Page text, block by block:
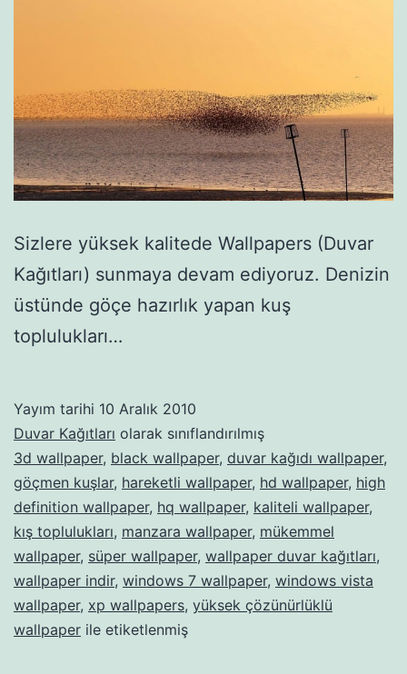
Sizlere yüksek kalitede Wallpapers (Duvar
Kağıtları) sunmaya devam ediyoruz. Denizin
üstünde göçe hazırlık yapan kuş
toplulukları…
Yayım tarihi 10 Aralık 2010
Duvar Kağıtları olarak sınıflandırılmış
3d wallpaper, black wallpaper, duvar kağıdı wallpaper,
göçmen kuşlar, hareketli wallpaper, hd wallpaper, high
definition wallpaper, hq wallpaper, kaliteli wallpaper,
kış toplulukları, manzara wallpaper, mükemmel
wallpaper, süper wallpaper, wallpaper duvar kağıtları,
wallpaper indir, windows 7 wallpaper, windows vista
wallpaper, xp wallpapers, yüksek çözünürlüklü
wallpaper ile etiketlenmiş